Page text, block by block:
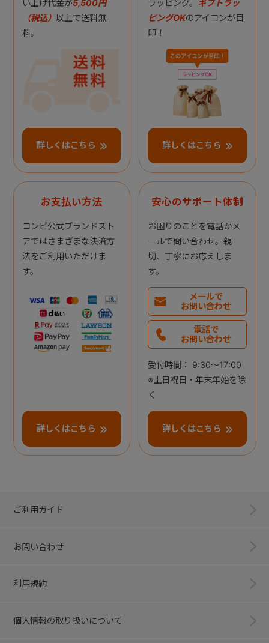
い上げ代金が5,500円
（税込） 以上で送料無
料。
詳しくはこちら
ラッピング。 ギフトラッ
ピングOKのアイコンが目
印！
詳しくはこちら
お支払い方法
コンビ公式ブランドスト
アではさまざまな決済方
法をご利用いただけま
す。
詳しくはこちら
安心のサポート体制
お困りのことを電話かメ
ールで問い合わせ。親
切、丁寧にお応えしま
す。
メールで
お問い合わせ
電話で
お問い合わせ
受付時間： 9:30～17:00
※土日祝日・年末年始を除
く
詳しくはこちら
ご利用ガイド
お問い合わせ
利用規約
個人情報の取り扱いについて